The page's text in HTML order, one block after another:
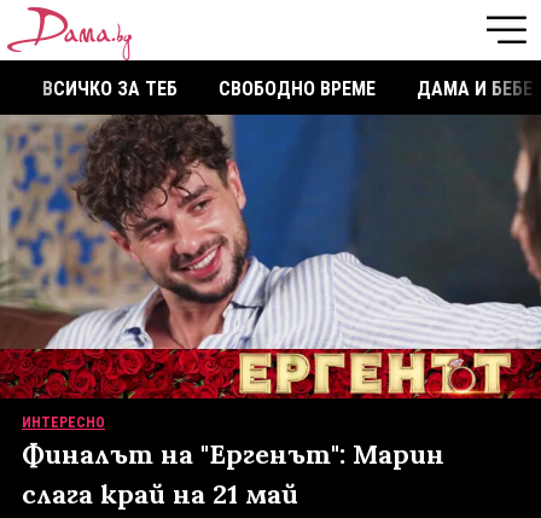
ВСИЧКО ЗА ТЕБ СВОБОДНО ВРЕМЕ ДАМА И БЕБЕ
ИНТЕРЕСНО
Финалът на "Ергенът": Марин
слага край на 21 май